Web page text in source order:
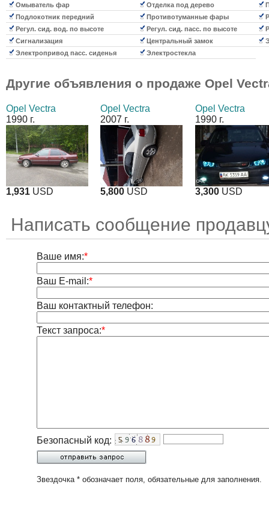
Омыватель фар
Отделка под дерево
Подлокотник передний
Противотуманные фары
Регул. сид. вод. по высоте
Регул. сид. пасс. по высоте
Сигнализация
Центральный замок
Электропривод пасс. сиденья
Электростекла
Другие объявления о продаже Opel
Opel Vectra
1990 г.
1,931 USD
Opel Vectra
2007 г.
5,800 USD
Opel Vectra
1990 г.
3,300 USD
Написать сообщение
Ваше имя:*
Ваш E-mail:*
Ваш контактный телефон:
Текст запроса:*
Безопасный код:
Звездочка * обозначает поля, обязательные для заполнения.